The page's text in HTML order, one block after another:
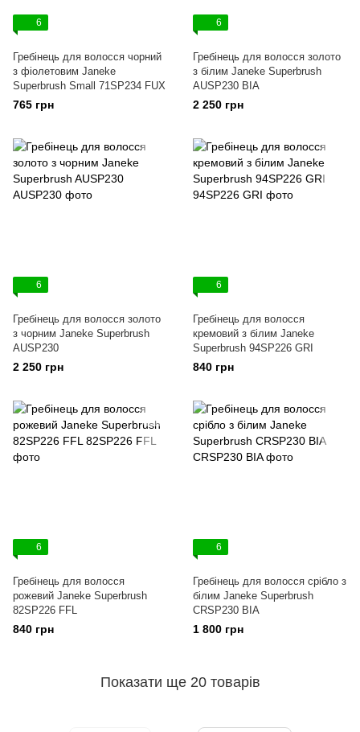
6
Гребінець для волосся чорний
з фіолетовим Janeke
Superbrush Small 71SP234 FUX
765 грн
6
Гребінець для волосся золото
з білим Janeke Superbrush
AUSP230 BIA
2 250 грн
6
Гребінець для волосся золото
з чорним Janeke Superbrush
AUSP230
2 250 грн
6
Гребінець для волосся
кремовий з білим Janeke
Superbrush 94SP226 GRI
840 грн
6
Гребінець для волосся
рожевий Janeke Superbrush
82SP226 FFL
840 грн
6
Гребінець для волосся срібло з
білим Janeke Superbrush
CRSP230 BIA
1 800 грн
Показати ще 20 товарів